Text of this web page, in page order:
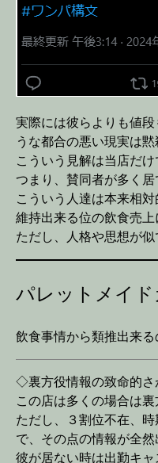
実際には彼らよりも値
うな都合の悪い現実は黙
こういう見解は当店だ
つまり、賛同者が多く居
こういう人達は本来相
維持出来る位の飲食売上
ただし、人格や思想が
パレットメイ
飲食事情から類推出来
◇裏方役情報の致命的さ
この店は多くの場合は
ただし、３割位不在、
で、その点の情報が全然
彼が居ない時は出勤キャ